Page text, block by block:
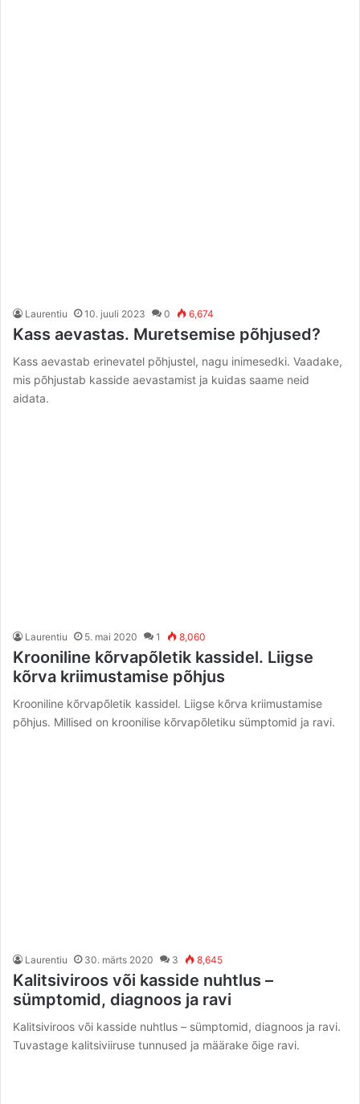
Laurentiu 10. juuli 2023 0 6,674
Kass aevastas. Muretsemise põhjused?
Kass aevastab erinevatel põhjustel, nagu inimesedki. Vaadake,
mis põhjustab kasside aevastamist ja kuidas saame neid
aidata.
Laurentiu 5. mai 2020 1 8,060
Krooniline kõrvapõletik kassidel. Liigse
kõrva kriimustamise põhjus
Krooniline kõrvapõletik kassidel. Liigse kõrva kriimustamise
põhjus. Millised on kroonilise kõrvapõletiku sümptomid ja ravi.
Laurentiu 30. märts 2020 3 8,645
Kalitsiviroos või kasside nuhtlus –
sümptomid, diagnoos ja ravi
Kalitsiviroos või kasside nuhtlus – sümptomid, diagnoos ja ravi.
Tuvastage kalitsiviiruse tunnused ja määrake õige ravi.